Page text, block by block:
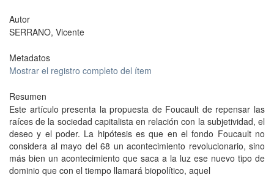
Autor
SERRANO, Vicente
Metadatos
Mostrar el registro completo del ítem
Resumen
Este artículo presenta la propuesta de Foucault de repensar las
raíces de la sociedad capitalista en relación con la subjetividad, el
deseo y el poder. La hipótesis es que en el fondo Foucault no
considera al mayo del 68 un acontecimiento revolucionario, sino
más bien un acontecimiento que saca a la luz ese nuevo tipo de
dominio que con el tiempo llamará biopolítico, aquel